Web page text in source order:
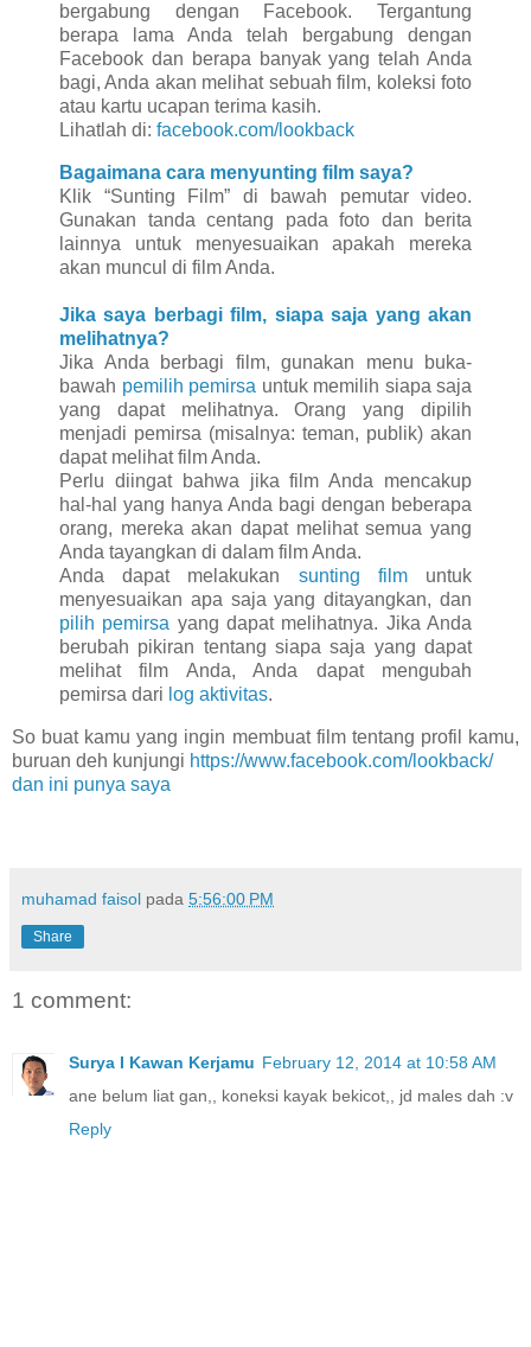
bergabung dengan Facebook. Tergantung
berapa lama Anda telah bergabung dengan
Facebook dan berapa banyak yang telah Anda
bagi, Anda akan melihat sebuah film, koleksi foto
atau kartu ucapan terima kasih.
Lihatlah di: facebook.com/lookback
Bagaimana cara menyunting film saya?
Klik “Sunting Film” di bawah pemutar video.
Gunakan tanda centang pada foto dan berita
lainnya untuk menyesuaikan apakah mereka
akan muncul di film Anda.
Jika saya berbagi film, siapa saja yang akan
melihatnya?
Jika Anda berbagi film, gunakan menu buka-
bawah pemilih pemirsa untuk memilih siapa saja
yang dapat melihatnya. Orang yang dipilih
menjadi pemirsa (misalnya: teman, publik) akan
dapat melihat film Anda.
Perlu diingat bahwa jika film Anda mencakup
hal-hal yang hanya Anda bagi dengan beberapa
orang, mereka akan dapat melihat semua yang
Anda tayangkan di dalam film Anda.
Anda dapat melakukan sunting filmuntuk
menyesuaikan apa saja yang ditayangkan, dan
pilih pemirsa yang dapat melihatnya. Jika Anda
berubah pikiran tentang siapa saja yang dapat
melihat film Anda, Anda dapat mengubah
pemirsa dari log aktivitas.
So buat kamu yang ingin membuat film tentang profil kamu,
buruan deh kunjungi https://www.facebook.com/lookback/
dan ini punya saya
muhamad faisol pada 5:56:00 PM
Share
1 comment:
Surya I Kawan Kerjamu February 12, 2014 at 10:58 AM
ane belum liat gan,, koneksi kayak bekicot,, jd males dah :v
Reply